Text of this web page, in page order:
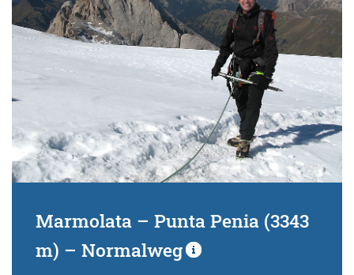
Marmolata – Punta Penia (3343
m) – Normalweg